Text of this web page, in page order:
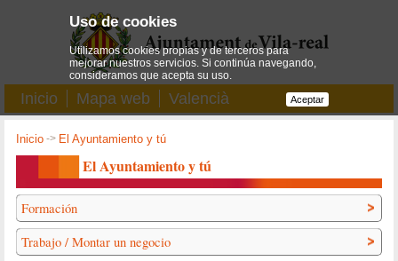
Inicio Mapa web Valencià
Inicio -> El Ayuntamiento y tú
El Ayuntamiento y tú
Formación
Trabajo / Montar un negocio
Uso de cookies
Utilizamos cookies propias y de terceros para
mejorar nuestros servicios. Si continúa navegando,
consideramos que acepta su uso.
Aceptar